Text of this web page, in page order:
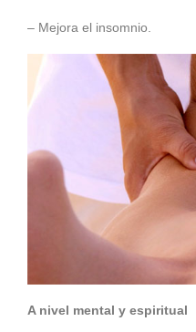
– Mejora el insomnio.
A nivel mental y espiritual